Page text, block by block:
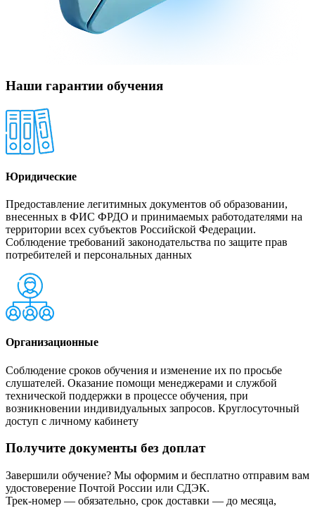
Наши гарантии обучения
Юридические
Предоставление легитимных документов об образовании,
внесенных в ФИС ФРДО и принимаемых работодателями на
территории всех субъектов Российской Федерации.
Соблюдение требований законодательства по защите прав
потребителей и персональных данных
Организационные
Соблюдение сроков обучения и изменение их по просьбе
слушателей. Оказание помощи менеджерами и службой
технической поддержки в процессе обучения, при
возникновении индивидуальных запросов. Круглосуточный
доступ с личному кабинету
Получите документы без доплат
Завершили обучение? Мы оформим и бесплатно отправим вам
удостоверение Почтой России или СДЭК.
Трек-номер — обязательно, срок доставки — до месяца,